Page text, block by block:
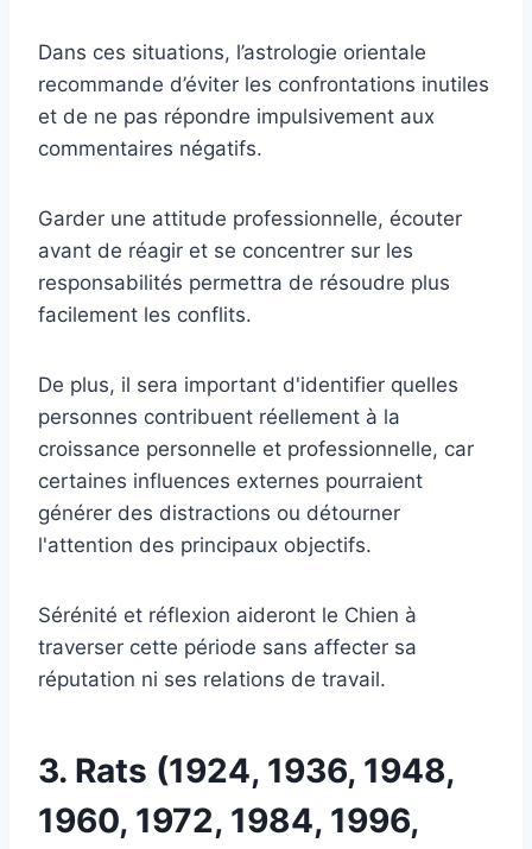
Dans ces situations, l’astrologie orientale
recommande d’éviter les confrontations inutiles
et de ne pas répondre impulsivement aux
commentaires négatifs.
Garder une attitude professionnelle, écouter
avant de réagir et se concentrer sur les
responsabilités permettra de résoudre plus
facilement les conflits.
De plus, il sera important d'identifier quelles
personnes contribuent réellement à la
croissance personnelle et professionnelle, car
certaines influences externes pourraient
générer des distractions ou détourner
l'attention des principaux objectifs.
Sérénité et réflexion aideront le Chien à
traverser cette période sans affecter sa
réputation ni ses relations de travail.
3. Rats (1924, 1936, 1948,
1960, 1972, 1984, 1996,